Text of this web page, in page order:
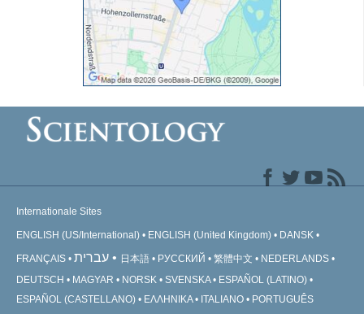
Internationale Sites
ENGLISH (US/International) ENGLISH (United Kingdom) DANSK
FRANÇAIS עברית 日本語 РУССКИЙ 繁體中文
NEDERLANDS
DEUTSCH
MAGYAR NORSK SVENSKA
ESPAÑOL (LATINO)
ESPAÑOL (CASTELLANO)
ΕΛΛΗΝΙΚA ITALIANO PORTUGUÊS